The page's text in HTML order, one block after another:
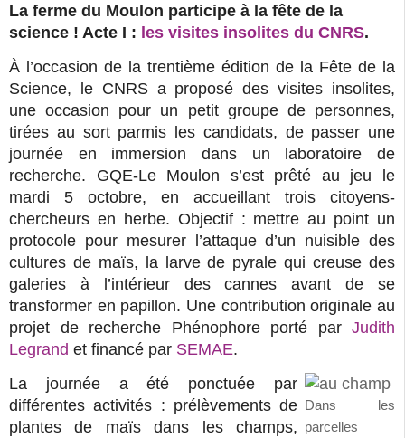
La ferme du Moulon participe à la fête de la
science ! Acte I : les visites insolites du CNRS.
À l’occasion de la trentième édition de la Fête de la
Science, le CNRS a proposé des visites insolites,
une occasion pour un petit groupe de personnes,
tirées au sort parmis les candidats, de passer une
journée en immersion dans un laboratoire de
recherche. GQE-Le Moulon s’est prêté au jeu le
mardi 5 octobre, en accueillant trois citoyens-
chercheurs en herbe. Objectif : mettre au point un
protocole pour mesurer l’attaque d’un nuisible des
cultures de maïs, la larve de pyrale qui creuse des
galeries à l’intérieur des cannes avant de se
transformer en papillon. Une contribution originale au
projet de recherche Phénophore porté par Judith
Legrand et financé par SEMAE.
Dans les
parcelles
La journée a été ponctuée par
différentes activités : prélèvements de
plantes de maïs dans les champs,